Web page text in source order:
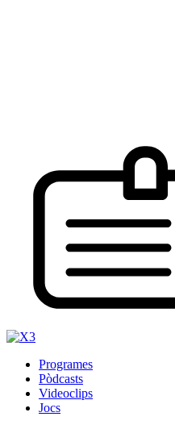
Programes
Pòdcasts
Videoclips
Jocs